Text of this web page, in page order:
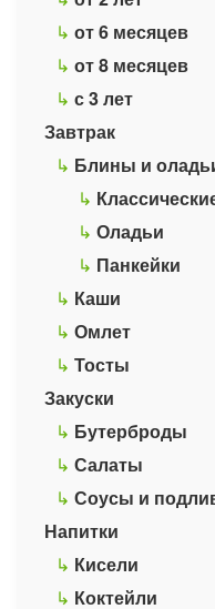
↳ от 6 месяцев
↳ от 8 месяцев
↳ с 3 лет
Завтрак
↳ Блины и
↳
↳ Оладьи
↳ Панкейки
↳ Каши
↳ Омлет
↳ Тосты
Закуски
↳ Бутерброды
↳ Салаты
↳ Соусы и
Напитки
↳ Кисели
↳ Коктейли